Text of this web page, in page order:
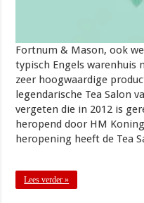
Fortnum & Mason, ook
typisch Engels warenhuis
zeer hoogwaardige
legendarische Tea Salon
vergeten die in 2012 is
heropend door HM
heropening heeft de Tea
Lees verder »